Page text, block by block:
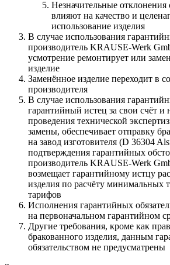
Незначительные
влияют на качество и
использование изделия
В случае использования
производитель KRAUSE-Werk
усмотрение ремонтирует или
изделие
Заменённое изделие переходит в
производителя
В случае использования
гарантийный истец за свои счёт и
проведения технической
замены, обеспечивает отправку
на завод изготовителя (D 36304
подтверждения гарантийных
производитель KRAUSE-Werk
возмещает гарантийному истцу
изделия по расчёту минимальных
тарифов
Исполнения гарантийных
на первоначальном гарантийном
Другие требования, кроме как
бракованного изделия, данным
обязательством не предусматрены